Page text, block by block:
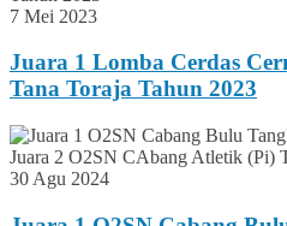
7 Mei 2023
Juara 1 Lomba Cerdas
Tana Toraja Tahun 2023
30 Agu 2024